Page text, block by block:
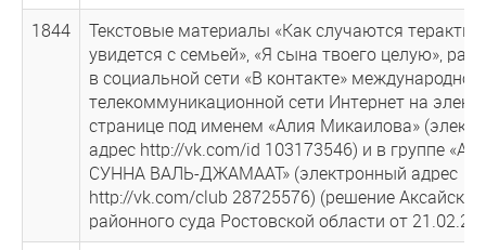
1844
Текстовые материалы «Как случаются
увидется с семьей», «Я сына твоего целую»,
в социальной сети «В контакте» международной
телекоммуникационной сети Интернет на
странице под именем «Алия Микаилова»
адрес http://vk.com/id 103173546) и в группе
СУННА ВАЛЬ-ДЖАМААТ» (электронный адрес
http://vk.com/club 28725576) (решение
районного суда Ростовской области от